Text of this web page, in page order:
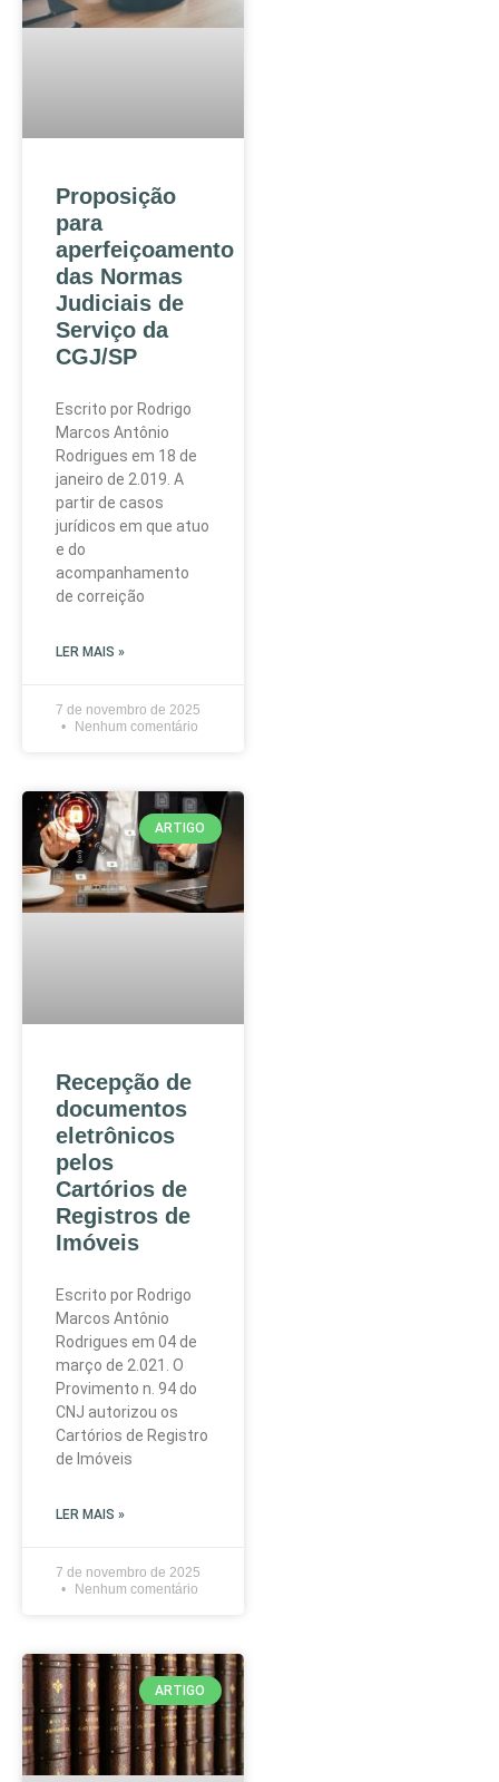
Proposição
para
aperfeiçoamento
das Normas
Judiciais de
Serviço da
CGJ/SP
Escrito por Rodrigo
Marcos Antônio
Rodrigues em 18 de
janeiro de 2.019. A
partir de casos
jurídicos em que atuo
e do
acompanhamento
de correição
LER MAIS »
7 de novembro de 2025
Nenhum comentário
ARTIGO
Recepção de
documentos
eletrônicos
pelos
Cartórios de
Registros de
Imóveis
Escrito por Rodrigo
Marcos Antônio
Rodrigues em 04 de
março de 2.021. O
Provimento n. 94 do
CNJ autorizou os
Cartórios de Registro
de Imóveis
LER MAIS »
7 de novembro de 2025
Nenhum comentário
ARTIGO